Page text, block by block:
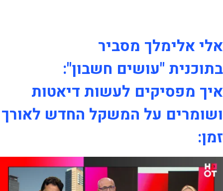
אלי אלימלך מסביר
בתוכנית "עושים חשבון":
איך מפסיקים לעשות דיאטות
ושומרים על המשקל החדש לאורך
זמן: